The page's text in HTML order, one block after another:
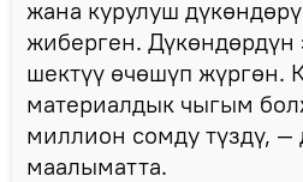
жана курулуш
жиберген. Дүкөндөрдүн
шектүү өчөшүп жүргөн.
материалдык чыгым
миллион сомду түздү, —
маалыматта.